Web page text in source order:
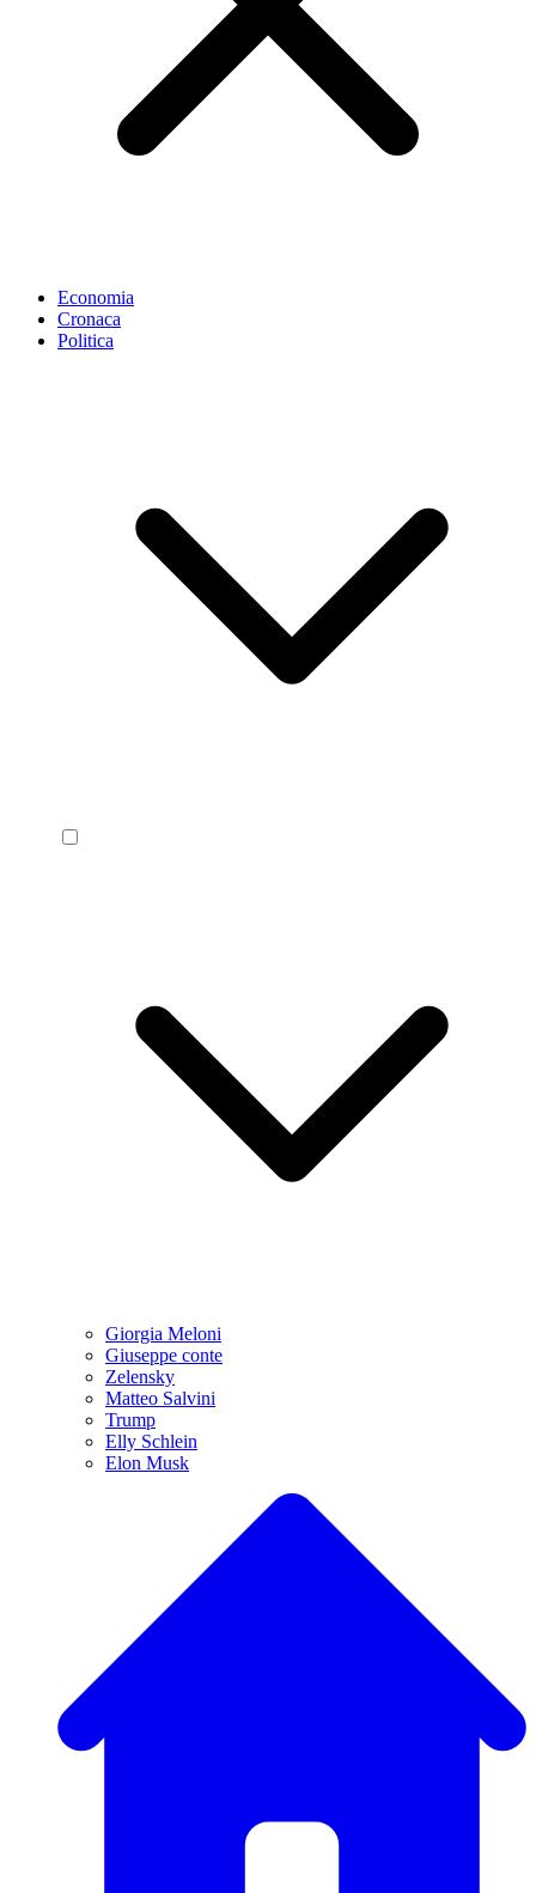
Economia
Cronaca
Politica
Giorgia Meloni
Giuseppe conte
Zelensky
Matteo Salvini
Trump
Elly Schlein
Elon Musk